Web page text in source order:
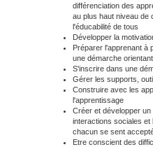
différenciation des
au plus haut niveau de
l'éducabilité de tous
Développer la
Préparer l'apprenant à
une démarche
S'inscrire dans une
Gérer les supports,
Construire avec les
l'apprentissage
Créer et développer
interactions sociales
chacun se sent
Etre conscient des